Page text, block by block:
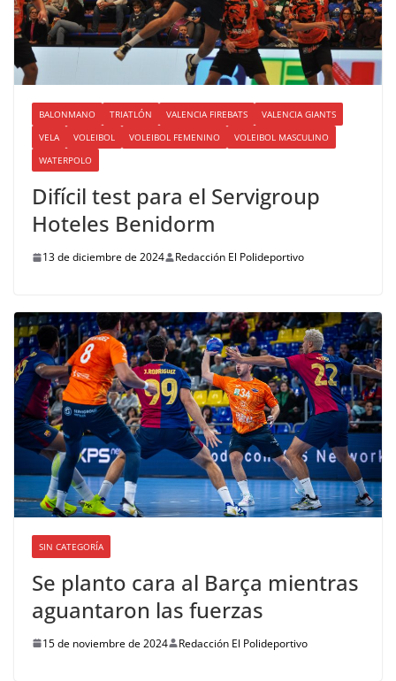
BALONMANO TRIATLÓN VALENCIA FIREBATS
VALENCIA GIANTS
VELA
VOLEIBOL VOLEIBOL FEMENINO
VOLEIBOL MASCULINO
WATERPOLO
Difícil test para el Servigroup
Hoteles Benidorm
13 de diciembre de 2024 Redacción El Polideportivo
SIN CATEGORÍA
Se planto cara al Barça mientras
aguantaron las fuerzas
15 de noviembre de 2024 Redacción El Polideportivo